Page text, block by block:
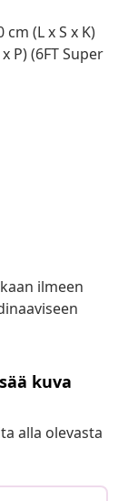
(L x S x K)
P) (6FT Super
ilmeen
kuva
alla olevasta